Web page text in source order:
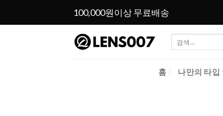
100,000원이상 무료배송
색:
홈 나만의 타입